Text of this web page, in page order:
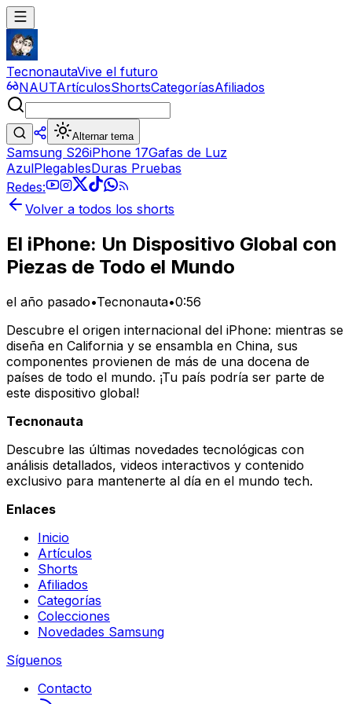
TecnonautaVive el futuro
NAUTArtículosShortsCategoríasAfiliados
Alternar tema
Samsung S26iPhone 17Gafas de Luz
AzulPlegablesDuras Pruebas
Redes:
Volver a todos los shorts
El iPhone: Un Dispositivo Global con
Piezas de Todo el Mundo
el año pasado•Tecnonauta•0:56
Descubre el origen internacional del iPhone: mientras se
diseña en California y se ensambla en China, sus
componentes provienen de más de una docena de
países de todo el mundo. ¡Tu país podría ser parte de
este dispositivo global!
Tecnonauta
Descubre las últimas novedades tecnológicas con
análisis detallados, videos interactivos y contenido
exclusivo para mantenerte al día en el mundo tech.
Enlaces
Inicio
Artículos
Shorts
Afiliados
Categorías
Colecciones
Novedades Samsung
Síguenos
Contacto